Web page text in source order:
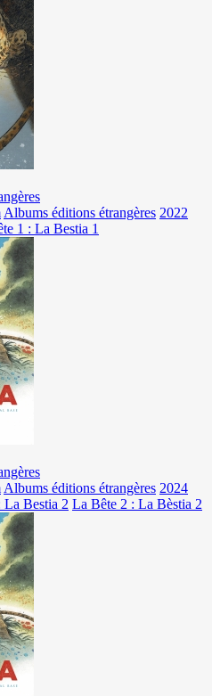
Albums éditions étrangères 2022
1 : La Bestia 1
Albums éditions étrangères 2024
La Bestia 2 La Bête 2 : La Bèstia 2